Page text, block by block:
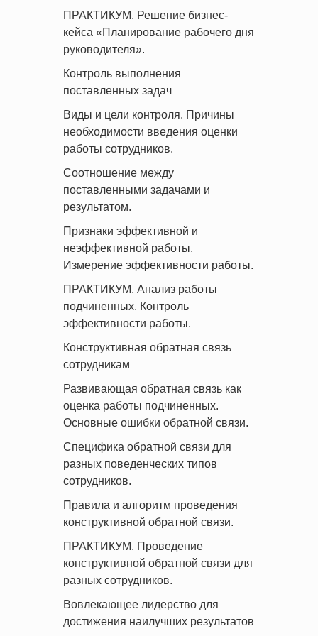
ПРАКТИКУМ. Решение бизнес-
кейса «Планирование рабочего дня
руководителя».
Контроль выполнения
поставленных задач
Виды и цели контроля. Причины
необходимости введения оценки
работы сотрудников.
Соотношение между
поставленными задачами и
результатом.
Признаки эффективной и
неэффективной работы.
Измерение эффективности работы.
ПРАКТИКУМ. Анализ работы
подчиненных. Контроль
эффективности работы.
Конструктивная обратная связь
сотрудникам
Развивающая обратная связь как
оценка работы подчиненных.
Основные ошибки обратной связи.
Специфика обратной связи для
разных поведенческих типов
сотрудников.
Правила и алгоритм проведения
конструктивной обратной связи.
ПРАКТИКУМ. Проведение
конструктивной обратной связи для
разных сотрудников.
Вовлекающее лидерство для
достижения наилучших результатов